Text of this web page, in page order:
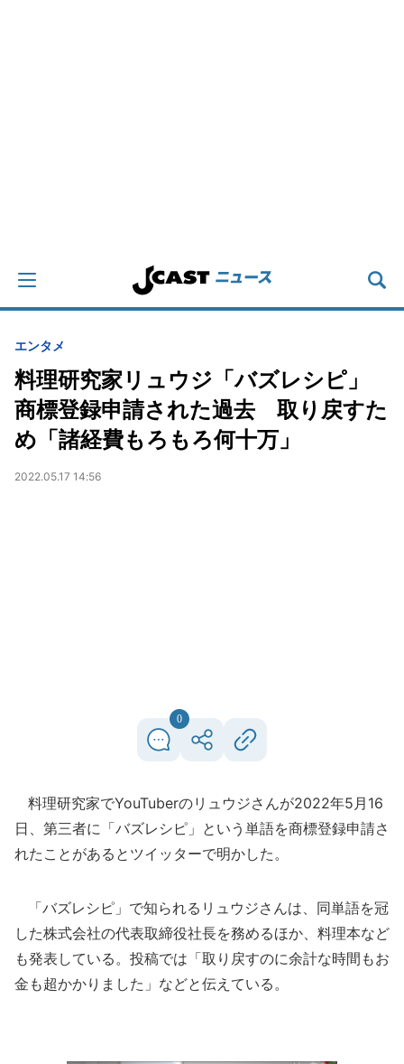
エンタメ
料理研究家リュウジ「バズレシピ」
商標登録申請された過去 取り戻すた
め「諸経費もろもろ何十万」
2022.05.17 14:56
0
料理研究家でYouTuberのリュウジさんが2022年5月16
日、第三者に「バズレシピ」という単語を商標登録申請さ
れたことがあるとツイッターで明かした。
「バズレシピ」で知られるリュウジさんは、同単語を冠
した株式会社の代表取締役社長を務めるほか、料理本など
も発表している。投稿では「取り戻すのに余計な時間もお
金も超かかりました」などと伝えている。